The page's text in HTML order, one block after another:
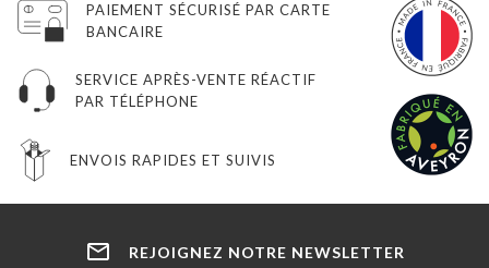
PAIEMENT SÉCURISÉ PAR CARTE
BANCAIRE
SERVICE APRÈS-VENTE RÉACTIF
PAR TÉLÉPHONE
ENVOIS RAPIDES ET SUIVIS
REJOIGNEZ NOTRE NEWSLETTER